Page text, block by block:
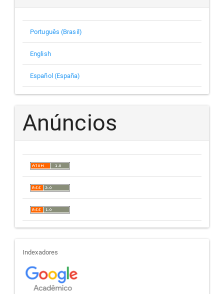
Português (Brasil)
English
Español (España)
Anúncios
indexadores
Indexadores